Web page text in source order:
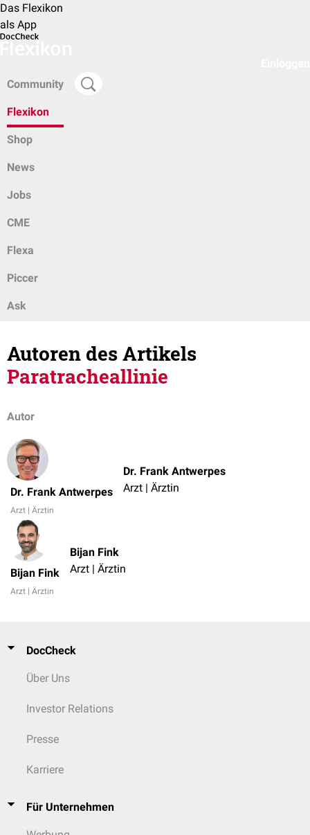
Das Flexikon
als App
Community
Flexikon
Shop
News
Jobs
CME
Flexa
Piccer
Ask
Autoren des Artikels
Paratracheallinie
Autor
Dr. Frank Antwerpes
Arzt | Ärztin
Dr. Frank Antwerpes
Arzt | Ärztin
Bijan Fink
Arzt | Ärztin
Bijan Fink
Arzt | Ärztin
DocCheck
Über Uns
Investor Relations
Presse
Karriere
Für Unternehmen